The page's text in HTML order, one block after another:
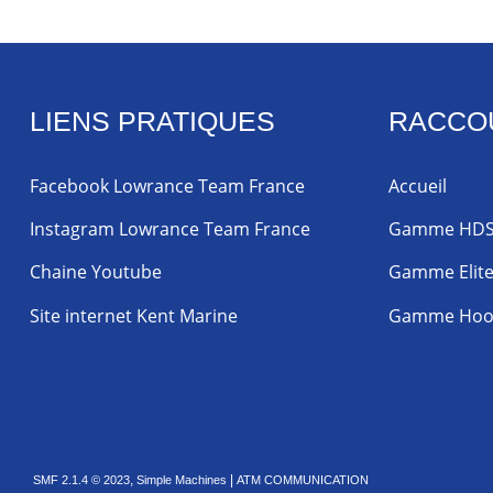
LIENS PRATIQUES
Facebook Lowrance Team France
Instagram Lowrance Team France
Chaine Youtube
Site internet Kent Marine
Accueil
Gamme HDS
Gamme Elite
Gamme
SMF 2.1.4 © 2023, Simple Machines ATM COMMUNICATION